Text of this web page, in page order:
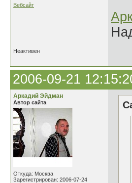
Вебсайт
Неактивен
2006-09-21
Аркадий Эйдман
Автор сайта
Откуда: Москва
Зарегистрирован: 2006-07-24